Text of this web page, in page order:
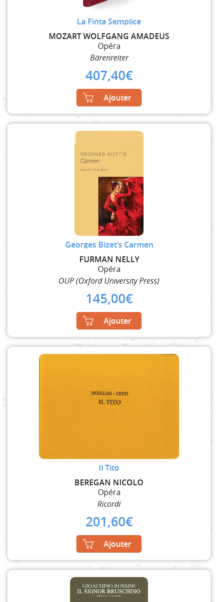
La Finta Semplice
MOZART WOLFGANG AMADEUS
Opéra
Bärenreiter
407,40€
Ajouter
Georges Bizet’s Carmen
FURMAN NELLY
Opéra
OUP (Oxford University Press)
145,00€
Ajouter
Il Tito
BEREGAN NICOLO
Opéra
Ricordi
201,60€
Ajouter